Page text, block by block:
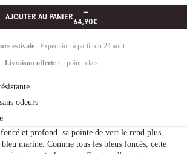
AJOUTER AU PANIER
—
64,90€
estivale : Expédition à partir du 24 août
Livraison offerte en point relais
odeurs
et profond. sa pointe de vert le rend plus
marine. Comme tous les bleus foncés, cette